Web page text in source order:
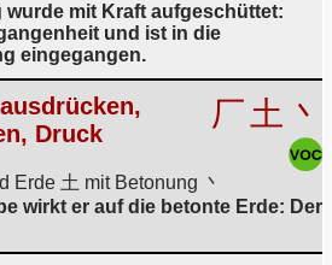
wurde mit Kraft aufgeschüttet:
und ist in die
eingegangen.
Druck
厂 土 丶
Erde 土 mit Betonung 丶
wirkt er auf die betonte Erde: Der